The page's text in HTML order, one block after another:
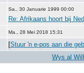
Sa., 30 Januarie 1999 00:00
Re: Afrikaans hoort bij
Ma., 28 Mei 2018 15:31
[Stuur 'n e-pos aan die
Wys al